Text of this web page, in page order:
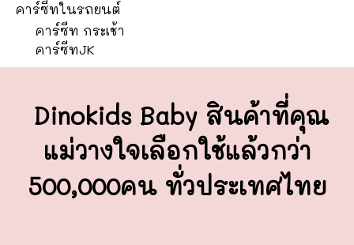
คาร์ซีทในรถยนต์
คาร์ซีท กระเช้า
คาร์ซีทJK
Dinokids Baby สินค้าที่คุณ
แม่วางใจเลือกใช้แล้วกว่า
500,000คน ทั่วประเทศไทย